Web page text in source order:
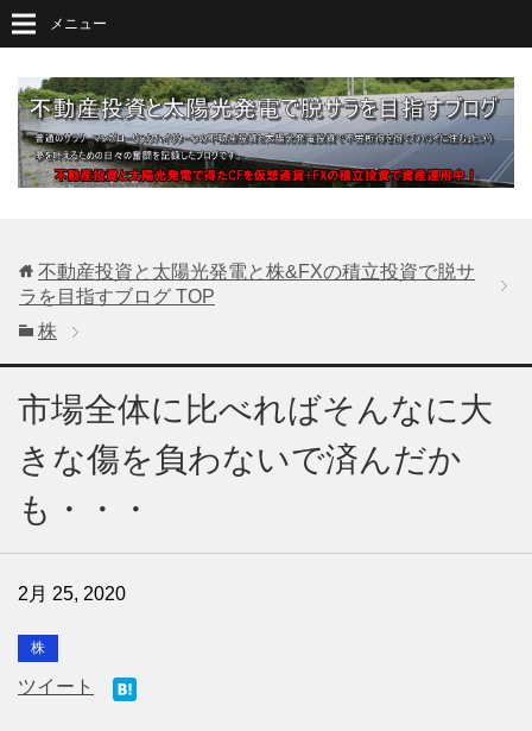
メニュー
不動産投資と太陽光発電と株&FXの積立投資で脱サ
ラを目指すブログ TOP
株
市場全体に比べればそんなに大
きな傷を負わないで済んだか
も・・・
2月 25, 2020
株
ツイート